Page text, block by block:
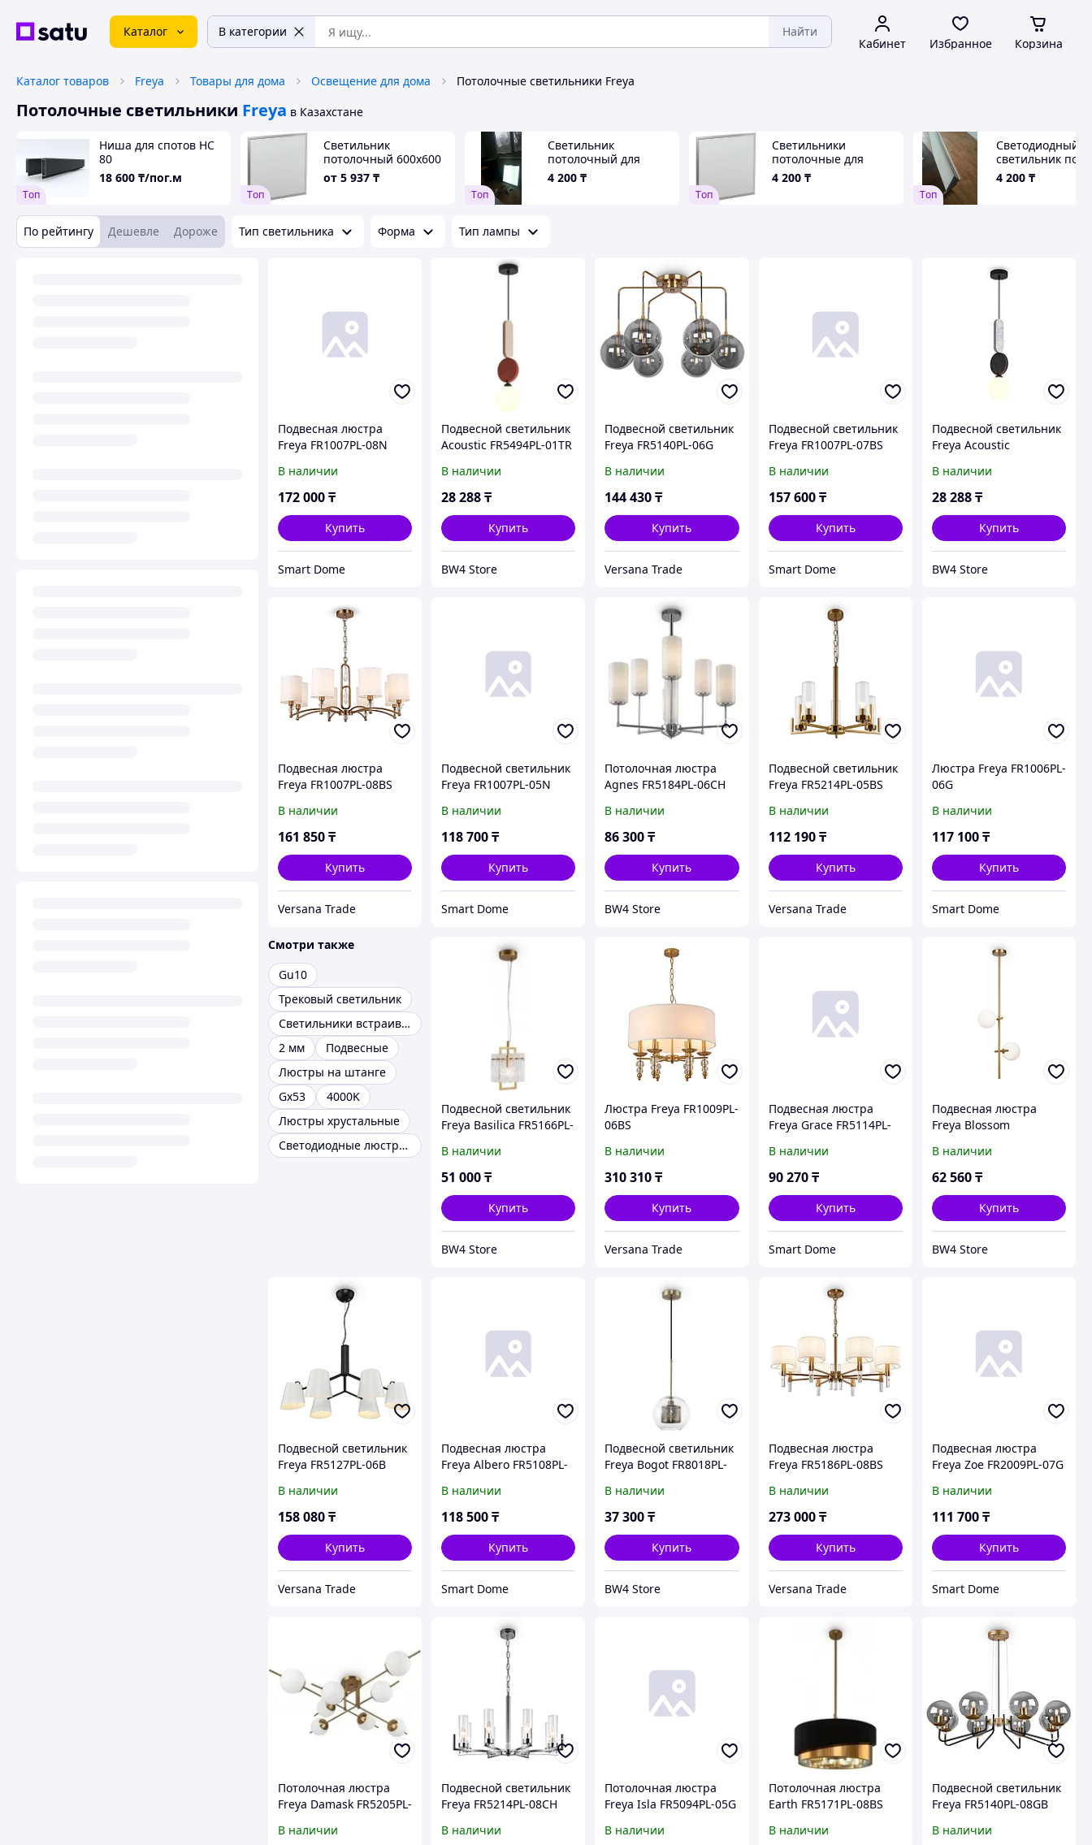
Каталог В категории Найти
Кабинет Избранное Корзина
Каталог товаров Freya Товары для дома Освещение для дома Потолочные светильники Freya
Потолочные светильники Freya в Казахстане
Tоп
Ниша для спотов НС
80
18 600 ₸/пог.м
Tоп
Светильник
потолочный 600х600
мм
от 5 937 ₸
Tоп
Светильник
потолочный для
Армстронга
4 200 ₸
Tоп
Светильники
потолочные для
Армстронга 600х600
мм
4 200 ₸
Tоп
Светодиодный
светильник под
Армстронг
4 200 ₸
По рейтингу Дешевле Дороже Тип светильника Форма Тип лампы
Подвесная люстра
Freya FR1007PL-08N
В наличии
172 000₸
Купить
Smart Dome
Подвесной светильник
Acoustic FR5494PL-01TR
В наличии
28 288₸
Купить
BW4 Store
Подвесной светильник
Freya FR5140PL-06G
В наличии
144 430₸
Купить
Versana Trade
Подвесной светильник
Freya FR1007PL-07BS
В наличии
157 600 ₸
Купить
Smart Dome
Подвесной светильник
Freya Acoustic
В наличии
28 288₸
Купить
BW4 Store
Подвесная люстра
Freya FR1007PL-08BS
В наличии
161 850₸
Купить
Versana Trade
Подвесной светильник
Freya FR1007PL-05N
В наличии
118 700₸
Купить
Smart Dome
Потолочная люстра
Agnes FR5184PL-06CH
В наличии
86 300₸
Купить
BW4 Store
Подвесной светильник
Freya FR5214PL-05BS
В наличии
112 190 ₸
Купить
Versana Trade
Люстра Freya FR1006PL-
06G
В наличии
117 100₸
Купить
Smart Dome
Смотри также
Gu10
Трековый светильник
Светильники встраиваемые
2 мм
Подвесные
Люстры на штанге
Gx53
4000K
Люстры хрустальные
Светодиодные люстры для дома
Подвесной светильник
Freya Basilica FR5166PL-
В наличии
51 000₸
Купить
BW4 Store
Люстра Freya FR1009PL-
06BS
В наличии
310 310₸
Купить
Versana Trade
Подвесная люстра
Freya Grace FR5114PL-
В наличии
90 270 ₸
Купить
Smart Dome
Подвесная люстра
Freya Blossom
В наличии
62 560₸
Купить
BW4 Store
Подвесной светильник
Freya FR5127PL-06B
В наличии
158 080₸
Купить
Versana Trade
Подвесная люстра
Freya Albero FR5108PL-
В наличии
118 500₸
Купить
Smart Dome
Подвесной светильник
Freya Bogot FR8018PL-
В наличии
37 300₸
Купить
BW4 Store
Подвесная люстра
Freya FR5186PL-08BS
В наличии
273 000 ₸
Купить
Versana Trade
Подвесная люстра
Freya Zoe FR2009PL-07G
В наличии
111 700₸
Купить
Smart Dome
Потолочная люстра
Freya Damask FR5205PL-
В наличии
Подвесной светильник
Freya FR5214PL-08CH
В наличии
Потолочная люстра
Freya Isla FR5094PL-05G
В наличии
Потолочная люстра
Earth FR5171PL-08BS
В наличии
Подвесной светильник
Freya FR5140PL-08GB
В наличии